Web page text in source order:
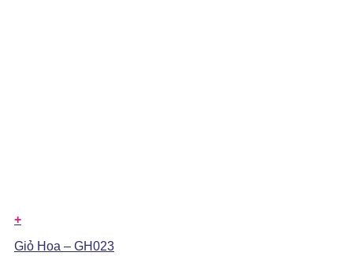
+
Giỏ Hoa – GH023